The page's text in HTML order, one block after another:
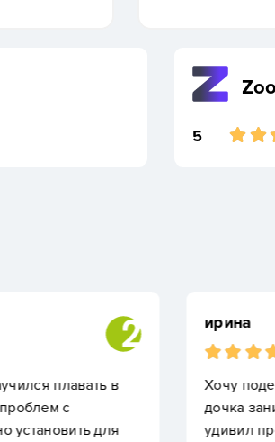
5
Хочу поделиться своими
дочка занимается уже несколько
удивил профессиональный подход